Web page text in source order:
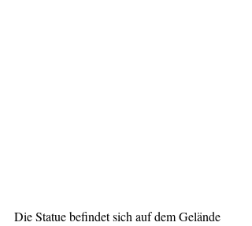
Die Statue befindet sich auf dem Gelände